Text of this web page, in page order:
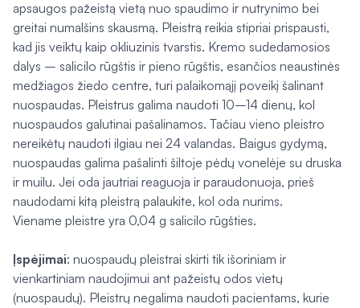
apsaugos pažeistą vietą nuo spaudimo ir nutrynimo bei
greitai numalšins skausmą. Pleistrą reikia stipriai prispausti,
kad jis veiktų kaip okliuzinis tvarstis. Kremo sudedamosios
dalys – salicilo rūgštis ir pieno rūgštis, esančios neaustinės
medžiagos žiedo centre, turi palaikomąjį poveikį šalinant
nuospaudas. Pleistrus galima naudoti 10–14 dienų, kol
nuospaudos galutinai pašalinamos. Tačiau vieno pleistro
nereikėtų naudoti ilgiau nei 24 valandas. Baigus gydymą,
nuospaudas galima pašalinti šiltoje pėdų vonelėje su druska
ir muilu. Jei oda jautriai reaguoja ir paraudonuoja, prieš
naudodami kitą pleistrą palaukite, kol oda nurims.
Viename pleistre yra 0,04 g salicilo rūgšties.
Įspėjimai: nuospaudų pleistrai skirti tik išoriniam ir
vienkartiniam naudojimui ant pažeistų odos vietų
(nuospaudų). Pleistrų negalima naudoti pacientams, kurie